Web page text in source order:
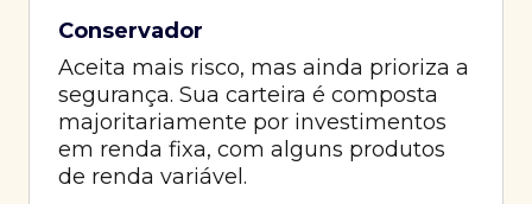
Conservador
Aceita mais risco, mas ainda prioriza a
segurança. Sua carteira é composta
majoritariamente por investimentos
em renda fixa, com alguns produtos
de renda variável.